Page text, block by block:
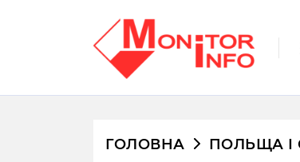
ГОЛОВНА
ПОЛЬЩА І